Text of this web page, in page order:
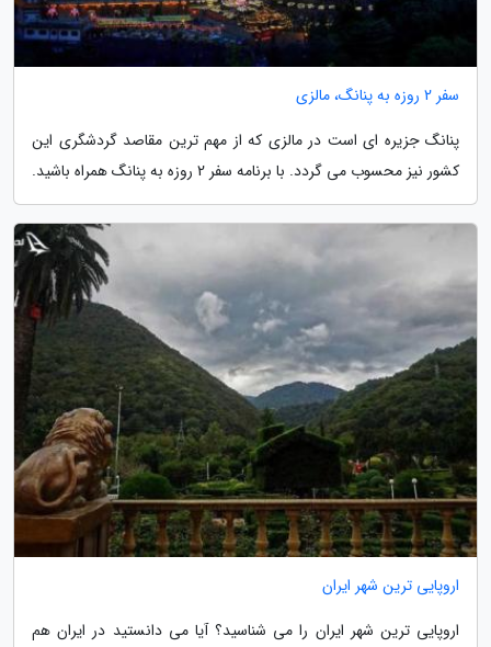
سفر 2 روزه به پنانگ، مالزی
پنانگ جزیره ای است در مالزی که از مهم ترین مقاصد گردشگری این
کشور نیز محسوب می گردد. با برنامه سفر 2 روزه به پنانگ همراه باشید.
اروپایی ترین شهر ایران
اروپایی ترین شهر ایران را می شناسید؟ آیا می دانستید در ایران هم